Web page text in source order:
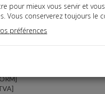
l'administration
pour mieux vous servir et
Vous conserverez toujours le
préférences